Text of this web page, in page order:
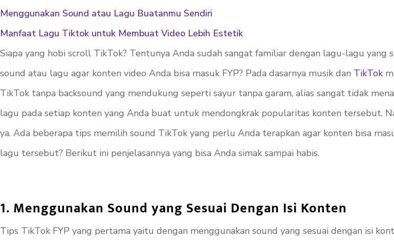
Menggunakan Sound atau Lagu Buatanmu Sendiri
Manfaat Lagu Tiktok untuk Membuat Video Lebih Estetik
Siapa yang hobi scroll TikTok? Tentunya Anda sudah sangat familiar dengan lagu-lagu yang
sound atau lagu agar konten video Anda bisa masuk FYP? Pada dasarnya musik dan TikTok
TikTok tanpa backsound yang mendukung seperti sayur tanpa garam, alias sangat tidak
lagu pada setiap konten yang Anda buat untuk mendongkrak popularitas konten tersebut.
ya. Ada beberapa tips memilih sound TikTok yang perlu Anda terapkan agar konten bisa
lagu tersebut? Berikut ini penjelasannya yang bisa Anda simak sampai habis.
1. Menggunakan Sound yang Sesuai Dengan Isi Konten
Tips TikTok FYP yang pertama yaitu dengan menggunakan sound yang sesuai dengan isi